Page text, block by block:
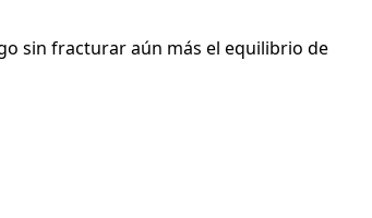
sin fracturar aún más el equilibrio de